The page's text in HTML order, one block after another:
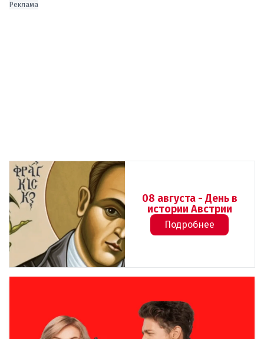
Реклама
08 августа - День в
истории Австрии
Подробнее